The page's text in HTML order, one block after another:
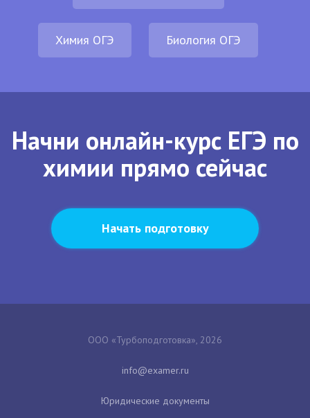
Химия ОГЭ Биология ОГЭ
Начни онлайн-курс ЕГЭ по
химии прямо сейчас
Начать подготовку
ООО «Турбоподготовка», 2026
Юридические документы